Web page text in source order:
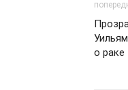
о раке